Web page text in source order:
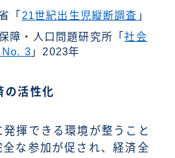
「 21世紀出生児縦断調査 」
障・人口問題研究所「社会
No. 3 」2023年
の活性化
揮できる環境が整うこと
な参加が促され、経済全